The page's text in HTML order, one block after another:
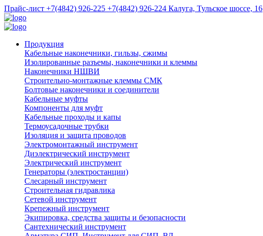
Прайс-лист +7(4842) 926-225 +7(4842) 926-224 Калуга, Тульское шоссе, 16
Продукция
Кабельные наконечники, гильзы, сжимы
Изолированные разъемы, наконечники и клеммы
Наконечники НШВИ
Строительно-монтажные клеммы СМК
Болтовые наконечники и соединители
Кабельные муфты
Компоненты для муфт
Кабельные проходы и капы
Термоусадочные трубки
Изоляция и защита проводов
Электромонтажный инструмент
Диэлектрический инструмент
Электрический инструмент
Генераторы (электростанции)
Слесарный инструмент
Строительная гидравлика
Сетевой инструмент
Крепежный инструмент
Экипировка, средства защиты и безопасности
Сантехнический инструмент